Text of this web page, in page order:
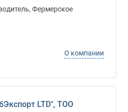
Фермерское
О компании
LTD", ТОО